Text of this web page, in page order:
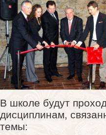
В школе будут
дисциплинам,
темы: